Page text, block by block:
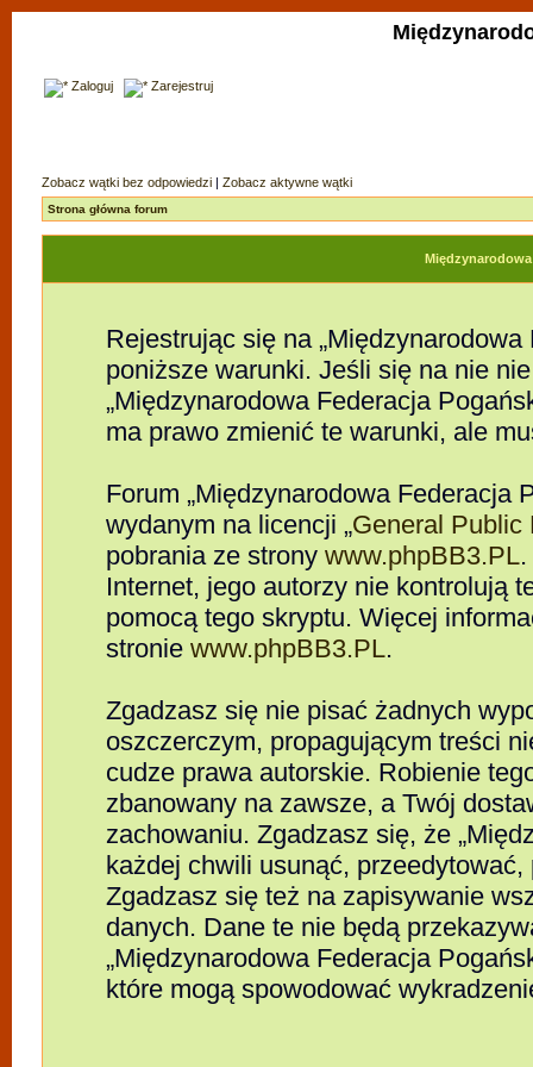
Zaloguj Zarejestruj
Zobacz wątki bez odpowiedzi | Zobacz aktywne wątki
Strona główna forum
Rejestrując się na
poniższe warunki. Jeśli się na nie
„Międzynarodowa Federacja
ma prawo zmienić te warunki, ale
Forum „Międzynarodowa Federacja
wydanym na licencji „General Public
pobrania ze strony www.phpBB3.PL
Internet, jego autorzy nie kontrolują
pomocą tego skryptu. Więcej
stronie www.phpBB3.PL.
Zgadzasz się nie pisać żadnych
oszczerczym, propagującym treści
cudze prawa autorskie. Robienie
zbanowany na zawsze, a Twój
zachowaniu. Zgadzasz się, że
każdej chwili usunąć,
Zgadzasz się też na zapisywanie
danych. Dane te nie będą
„Międzynarodowa Federacja
które mogą spowodować